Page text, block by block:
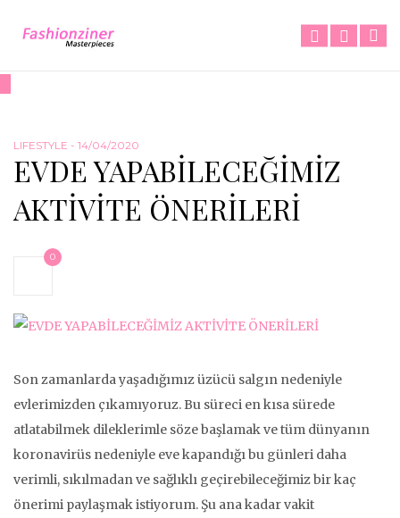
LIFESTYLE - 14/04/2020
EVDE YAPABİLECEĞİMİZ
AKTİVİTE ÖNERİLERİ
0
Son zamanlarda yaşadığımız üzücü salgın nedeniyle
evlerimizden çıkamıyoruz. Bu süreci en kısa sürede
atlatabilmek dileklerimle söze başlamak ve tüm dünyanın
koronavirüs nedeniyle eve kapandığı bu günleri daha
verimli, sıkılmadan ve sağlıklı geçirebileceğimiz bir kaç
önerimi paylaşmak istiyorum. Şu ana kadar vakit